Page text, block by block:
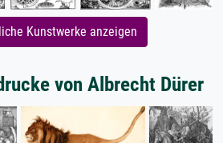
Kunstwerke anzeigen
von Albrecht Dürer